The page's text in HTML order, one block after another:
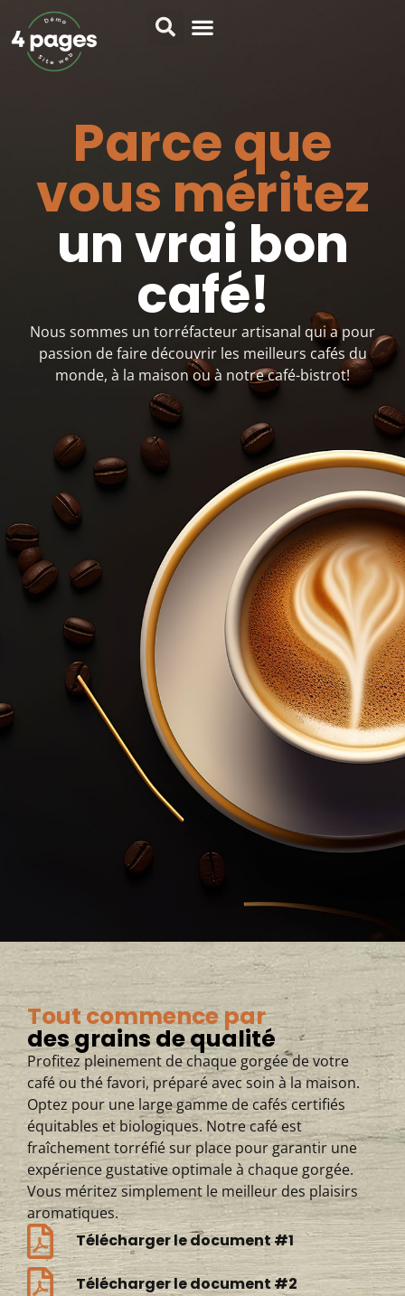
Parce que
vous méritez
un vrai bon
café!
Nous sommes un torréfacteur artisanal qui a pour
passion de faire découvrir les meilleurs cafés du
monde, à la maison ou à notre café-bistrot!
Tout commence par
des grains de qualité
Profitez pleinement de chaque gorgée de votre
café ou thé favori, préparé avec soin à la maison.
Optez pour une large gamme de cafés certifiés
équitables et biologiques. Notre café est
fraîchement torréfié sur place pour garantir une
expérience gustative optimale à chaque gorgée.
Vous méritez simplement le meilleur des plaisirs
aromatiques.
Télécharger le document #1
Télécharger le document #2